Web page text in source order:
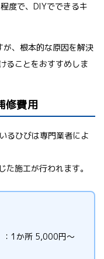
度で、DIYでできるキ
、根本的な原因を解決
ることをおすすめしま
修費用
るひびは専門業者によ
施工が行われます。
：1か所 5,000円〜